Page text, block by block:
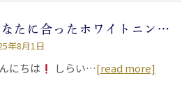
あなたに合ったホワイトニングは？
年8月1日
にちは しらい…[read more]